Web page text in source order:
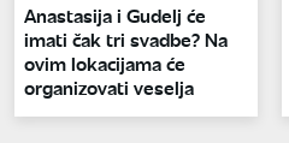
Anastasija i Gudelj će
imati čak tri svadbe? Na
ovim lokacijama će
organizovati veselja